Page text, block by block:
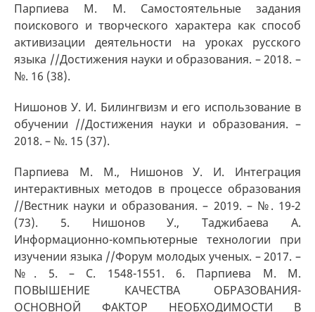
Парпиева М. М. Самостоятельные задания
поискового и творческого характера как способ
активизации деятельности на уроках русского
языка //Достижения науки и образования. – 2018. –
№. 16 (38).
Нишонов У. И. Билингвизм и его использование в
обучении //Достижения науки и образования. –
2018. – №. 15 (37).
Парпиева М. М., Нишонов У. И. Интеграция
интерактивных методов в процессе образования
//Вестник науки и образования. – 2019. – №. 19-2
(73). 5. Нишонов У., Таджибаева А.
Информационно-компьютерные технологии при
изучении языка //Форум молодых ученых. – 2017. –
№. 5. – С. 1548-1551. 6. Парпиева М. М.
ПОВЫШЕНИЕ КАЧЕСТВА ОБРАЗОВАНИЯ-
ОСНОВНОЙ ФАКТОР НЕОБХОДИМОСТИ В